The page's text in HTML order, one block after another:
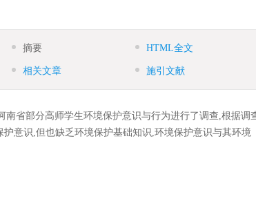
摘要 HTML全文
相关文章 施引文献
南省部分高师学生环境保护意识与行为进行了调查,根据
护意识,但也缺乏环境保护基础知识,环境保护意识与其环境